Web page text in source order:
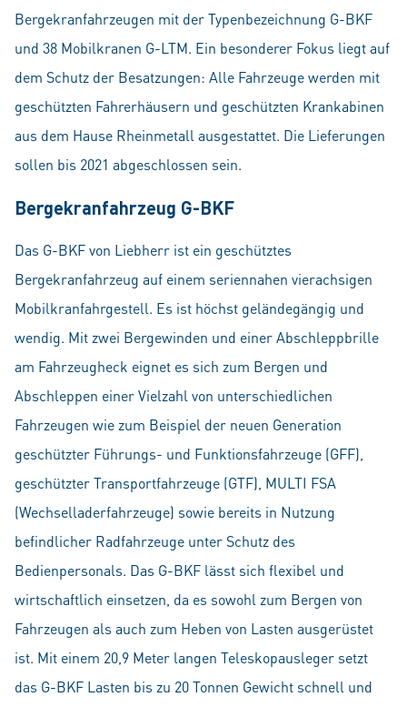
Bergekranfahrzeugen mit der Typenbezeichnung G-BKF
und 38 Mobilkranen G-LTM. Ein besonderer Fokus liegt auf
dem Schutz der Besatzungen: Alle Fahrzeuge werden mit
geschützten Fahrerhäusern und geschützten Krankabinen
aus dem Hause Rheinmetall ausgestattet. Die Lieferungen
sollen bis 2021 abgeschlossen sein.
Bergekranfahrzeug G-BKF
Das G-BKF von Liebherr ist ein geschütztes
Bergekranfahrzeug auf einem seriennahen vierachsigen
Mobilkranfahrgestell. Es ist höchst geländegängig und
wendig. Mit zwei Bergewinden und einer Abschleppbrille
am Fahrzeugheck eignet es sich zum Bergen und
Abschleppen einer Vielzahl von unterschiedlichen
Fahrzeugen wie zum Beispiel der neuen Generation
geschützter Führungs- und Funktionsfahrzeuge (GFF),
geschützter Transportfahrzeuge (GTF), MULTI FSA
(Wechselladerfahrzeuge) sowie bereits in Nutzung
befindlicher Radfahrzeuge unter Schutz des
Bedienpersonals. Das G-BKF lässt sich flexibel und
wirtschaftlich einsetzen, da es sowohl zum Bergen von
Fahrzeugen als auch zum Heben von Lasten ausgerüstet
ist. Mit einem 20,9 Meter langen Teleskopausleger setzt
das G-BKF Lasten bis zu 20 Tonnen Gewicht schnell und